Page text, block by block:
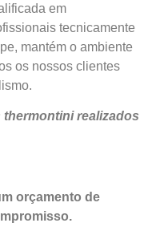
em
tecnicamente
mantém o ambiente
os nossos clientes
realizados
orçamento de